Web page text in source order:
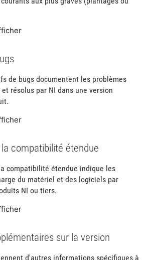
de bugs documentent les problèmes
résolus par NI dans une version
compatibilité étendue
compatibilité étendue indique les
du matériel et des logiciels par
NI ou tiers.
sur la version
d'autres informations spécifiques à